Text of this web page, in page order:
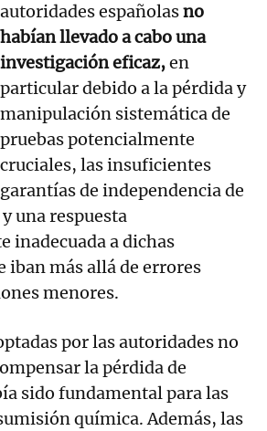
autoridades españolasno
habían llevado a cabo una
investigación eficaz,en
particular debido a la pérdida y
manipulación sistemática de
pruebas potencialmente
cruciales, las insuficientes
garantías de independencia de
una respuesta
inadecuada a dichas
iban más allá de errores
menores.
por las autoridades no
la pérdida de
sido fundamental para las
química. Además, las